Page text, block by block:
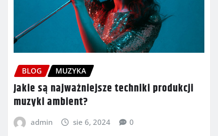
BLOG MUZYKA
Jakie są najważniejsze techniki produkcji
muzyki ambient?
admin sie 6, 2024 0